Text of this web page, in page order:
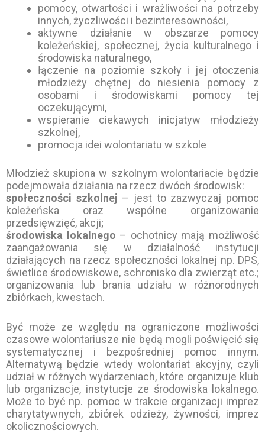
pomocy, otwartości i wrażliwości na potrzeby
innych, życzliwości i bezinteresowności,
aktywne działanie w obszarze pomocy
koleżeńskiej, społecznej, życia kulturalnego i
środowiska naturalnego,
łączenie na poziomie szkoły i jej otoczenia
młodzieży chętnej do niesienia pomocy z
osobami i środowiskami pomocy tej
oczekującymi,
wspieranie ciekawych inicjatyw młodzieży
szkolnej,
promocja idei wolontariatu w szkole
Młodzież skupiona w szkolnym wolontariacie będzie
podejmowała działania na rzecz dwóch środowisk:
społeczności szkolnej – jest to zazwyczaj pomoc
koleżeńska oraz wspólne organizowanie
przedsięwzięć, akcji;
środowiska lokalnego – ochotnicy mają możliwość
zaangażowania się w działalność instytucji
działających na rzecz społeczności lokalnej np. DPS,
świetlice środowiskowe, schronisko dla zwierząt etc.;
organizowania lub brania udziału w różnorodnych
zbiórkach, kwestach.
Być może ze względu na ograniczone możliwości
czasowe wolontariusze nie będą mogli poświęcić się
systematycznej i bezpośredniej pomoc innym.
Alternatywą będzie wtedy wolontariat akcyjny, czyli
udział w różnych wydarzeniach, które organizuje klub
lub organizacje, instytucje ze środowiska lokalnego.
Może to być np. pomoc w trakcie organizacji imprez
charytatywnych, zbiórek odzieży, żywności, imprez
okolicznościowych.